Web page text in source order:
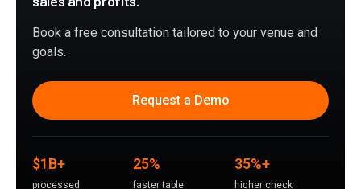
Book a free consultation tailored to your venue and
goals.
Request a Demo
$1B+
processed
25%
faster table
35%+
higher check